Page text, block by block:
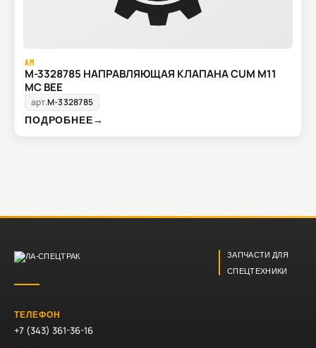
AM
M-3328785 НАПРАВЛЯЮЩАЯ КЛАПАНА CUM M11
MC BEE
арт.M-3328785
ПОДРОБНЕЕ→
ЗАПЧАСТИ ДЛЯ
СПЕЦТЕХНИКИ
ТЕЛЕФОН
+7 (343) 361-36-16